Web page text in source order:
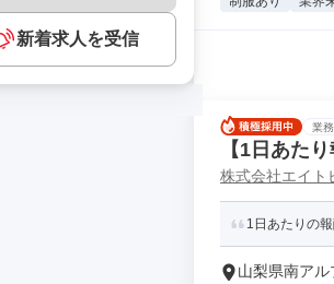
新着求人を受信
業
【1日あた
株式会社エイト
1日あたりの
山梨県南アル